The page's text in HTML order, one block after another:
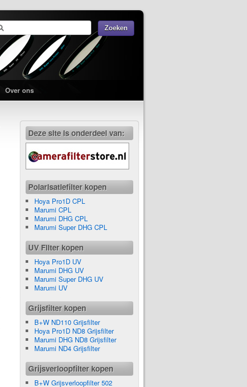
Over ons
Deze site is onderdeel van:
Polarisatiefilter kopen
Hoya Pro1D CPL
Marumi CPL
Marumi DHG CPL
Marumi Super DHG CPL
UV Filter kopen
Hoya Pro1D UV
Marumi DHG UV
Marumi Super DHG UV
Marumi UV
Grijsfilter kopen
B+W ND110 Grijsfilter
Hoya Pro1D ND8 Grijsfilter
Marumi DHG ND8 Grijsfilter
Marumi ND4 Grijsfilter
Grijsverloopfilter kopen
B+W Grijsverloopfilter 502